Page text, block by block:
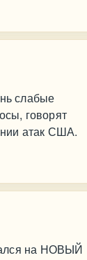
слабые
говорят
атак США.
на НОВЫЙ